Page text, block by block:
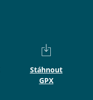
Stáhnout
GPX